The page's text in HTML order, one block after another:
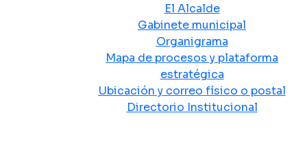
El Alcalde
Gabinete municipal
Organigrama
Mapa de procesos y plataforma
estratégica
Ubicación y correo físico o postal
Directorio Institucional